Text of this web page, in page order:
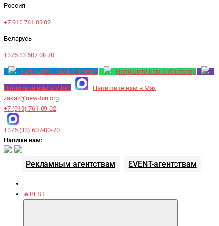
Россия
+7 910 761 09 02
Беларусь
+375 33 607 00 70
Напишите нам в Telegram Напишите нам в Whatsapp
Напишите нам в Viber
Напишите нам в Max
zakaz@new-ton.org
+7 (910) 761-09-02
+375 (33) 607-00-70
Напиши нам:
Рекламным агентствам EVENT-агентствам
🔥BEST